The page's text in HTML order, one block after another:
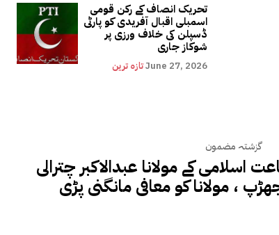
تحریک انصاف کے رکن قومی
اسمبلی اقبال آفریدی کو پارٹی
ڈسپلن کی خلاف ورزی پر
شوکاز جاری
تازہ ترینJune 27, 2026
گزشتہ مضمون
کے مولانا عبدالاکبر چترالی
، مولانا کو معافی مانگنی پڑی